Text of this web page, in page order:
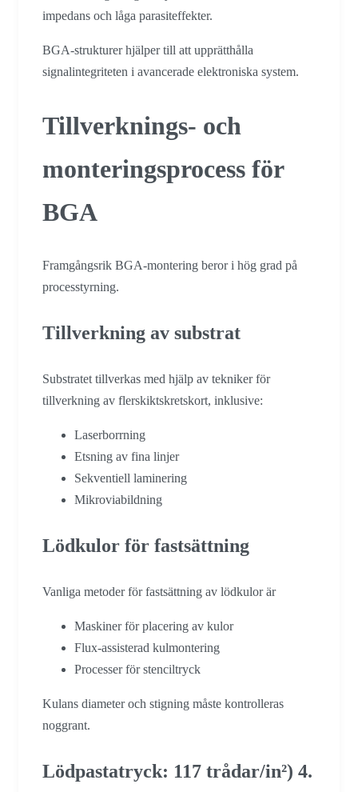
impedans och låga parasiteffekter.
BGA-strukturer hjälper till att upprätthålla
signalintegriteten i avancerade elektroniska system.
Tillverknings- och
monteringsprocess för
BGA
Framgångsrik BGA-montering beror i hög grad på
processtyrning.
Tillverkning av substrat
Substratet tillverkas med hjälp av tekniker för
tillverkning av flerskiktskretskort, inklusive:
Laserborrning
Etsning av fina linjer
Sekventiell laminering
Mikroviabildning
Lödkulor för fastsättning
Vanliga metoder för fastsättning av lödkulor är
Maskiner för placering av kulor
Flux-assisterad kulmontering
Processer för stenciltryck
Kulans diameter och stigning måste kontrolleras
noggrant.
Lödpastatryck: 117 trådar/in²) 4.